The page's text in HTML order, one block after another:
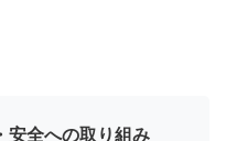
安全への取り組み